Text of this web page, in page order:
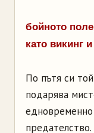
бойното
като викинг
По пътя си
подарява